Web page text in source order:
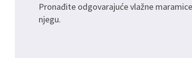
Pronađite odgovarajuće vlažne
njegu.